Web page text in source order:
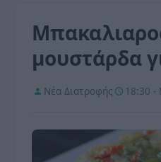
μουστάρδα
Νέα Διατροφής 18:30 -